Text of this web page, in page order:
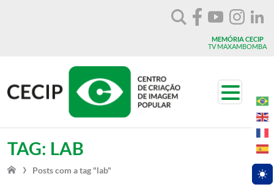
MEMÓRIA CECIP
TV MAXAMBOMBA
Toggle
TAG: LAB
Posts com a tag "lab"